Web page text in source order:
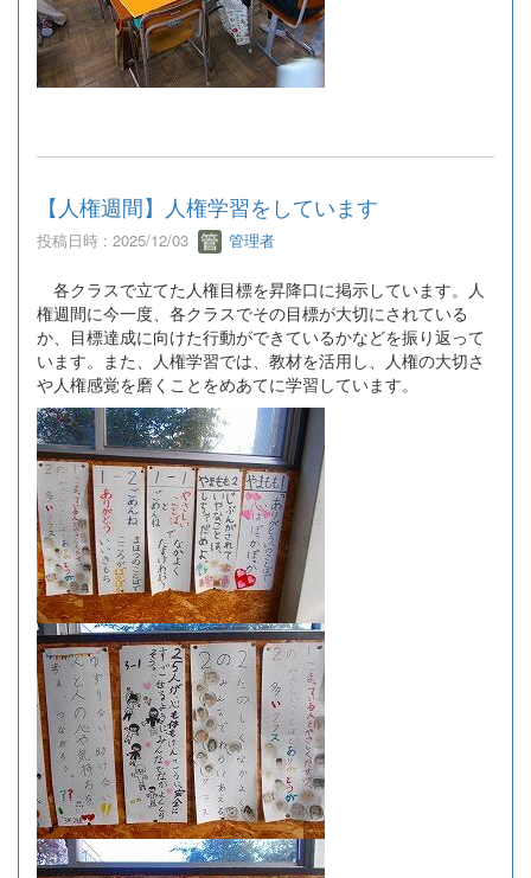
【人権週間】人権学習をしています
投稿日時 : 2025/12/03 管理者
各クラスで立てた人権目標を昇降口に掲示しています。人
権週間に今一度、各クラスでその目標が大切にされている
か、目標達成に向けた行動ができているかなどを振り返って
います。また、人権学習では、教材を活用し、人権の大切さ
や人権感覚を磨くことをめあてに学習しています。